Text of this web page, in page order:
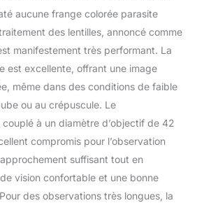
aucune frange colorée parasite
des lentilles, annoncé comme
manifestement très performant. La
est excellente, offrant une image
même dans des conditions de faible
ou au crépuscule. Le
à un diamètre d’objectif de 42
compromis pour l’observation
suffisant tout en
vision confortable et une bonne
des observations très longues, la